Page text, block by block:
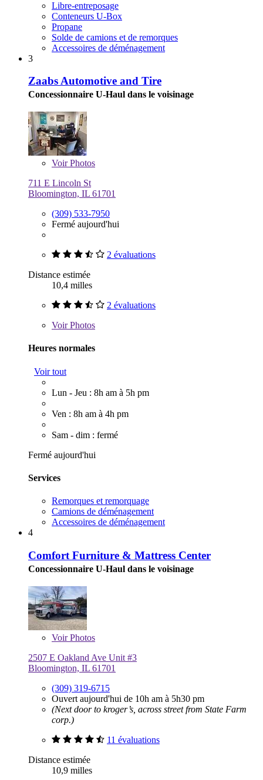
Libre-entreposage
Conteneurs U-Box
Propane
Solde de camions et de remorques
Accessoires de déménagement
3
Zaabs Automotive and Tire
Concessionnaire U-Haul dans le voisinage
VoirPhotos
711 E Lincoln St
Bloomington, IL 61701
(309) 533-7950
Fermé aujourd'hui
2 évaluations
Distance estimée
10,4 milles
2 évaluations
VoirPhotos
Heures normales
Voir tout
Lun - Jeu : 8h am à 5h pm
Ven : 8h am à 4h pm
Sam - dim : fermé
Fermé aujourd'hui
Services
Remorques et remorquage
Camions de déménagement
Accessoires de déménagement
4
Comfort Furniture & Mattress Center
Concessionnaire U-Haul dans le voisinage
VoirPhotos
2507 E Oakland Ave Unit #3
Bloomington, IL 61701
(309) 319-6715
Ouvert aujourd'hui de 10h am à 5h30 pm
(Next door to kroger’s, across street from State Farm
corp.)
11 évaluations
Distance estimée
10,9 milles